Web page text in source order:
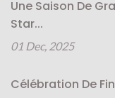
Une Saison De
Star...
01 Dec, 2025
Célébration De